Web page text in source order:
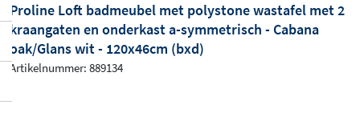
Proline Loft badmeubel met polystone wastafel met 2
kraangaten en onderkast a-symmetrisch - Cabana
oak/Glans wit - 120x46cm (bxd)
Artikelnummer: 889134